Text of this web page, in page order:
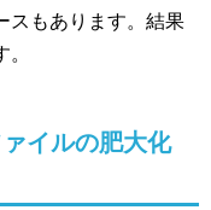
スもあります。結果
イルの肥大化